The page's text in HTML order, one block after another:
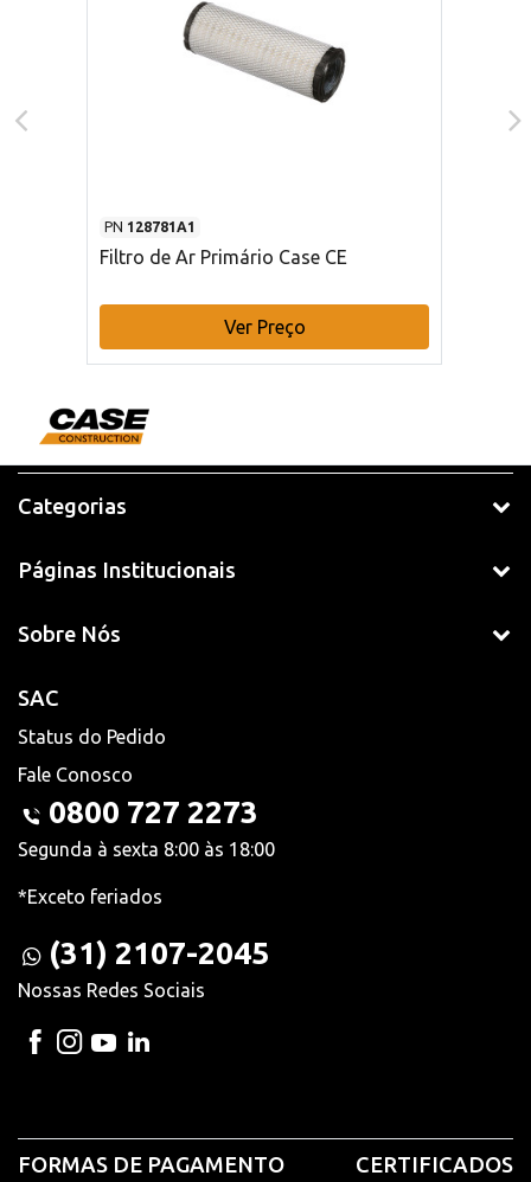
PN 128781A1
Filtro de Ar Primário Case CE
Ver Preço
Categorias
Páginas Institucionais
Sobre Nós
SAC
Status do Pedido
Fale Conosco
0800 727 2273
Segunda à sexta 8:00 às 18:00
*Exceto feriados
(31) 2107-2045
Nossas Redes Sociais
FORMAS DE PAGAMENTO CERTIFICADOS